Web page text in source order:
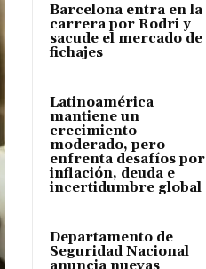
Barcelona entra en la
carrera por Rodri y
sacude el mercado de
fichajes
Latinoamérica
mantiene un
crecimiento
moderado, pero
enfrenta desafíos por
inflación, deuda e
incertidumbre global
Departamento de
Seguridad Nacional